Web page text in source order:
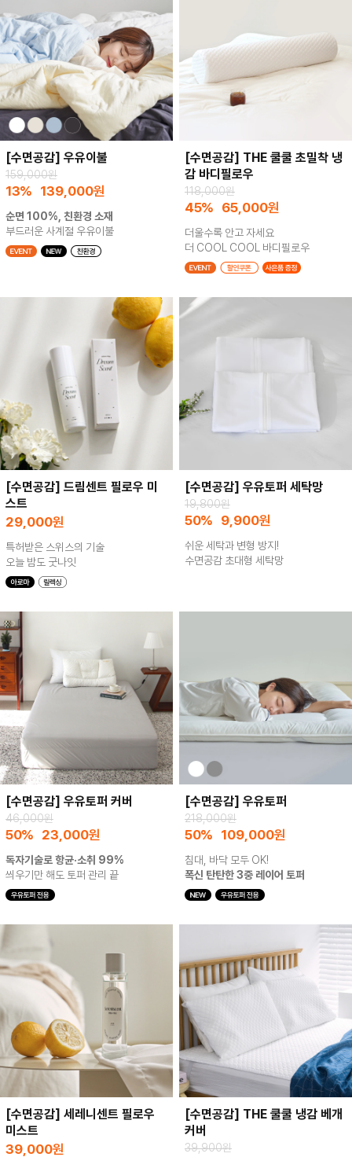
[수면공감] 우유이불
159,000원
13% 139,000원
순면 100%, 친환경 소재
부드러운 사계절 우유이불
[수면공감] THE 쿨쿨 초밀착 냉
감 바디필로우
118,000원
45% 65,000원
더울수록 안고 자세요
더 COOL COOL 바디필로우
[수면공감] 드림센트 필로우 미
스트
29,000원
특허받은 스위스의 기술
오늘 밤도 굿나잇
[수면공감] 우유토퍼 세탁망
19,800원
50% 9,900원
쉬운 세탁과 변형 방지!
수면공감 초대형 세탁망
[수면공감] 우유토퍼 커버
46,000원
50% 23,000원
독자기술로 항균·소취 99%
씌우기만 해도 토퍼 관리 끝
[수면공감] 우유토퍼
218,000원
50% 109,000원
침대, 바닥 모두 OK!
폭신 탄탄한 3중 레이어 토퍼
[수면공감] 세레니센트 필로우
미스트
39,000원
[수면공감] THE 쿨쿨 냉감 베개
커버
39,900원